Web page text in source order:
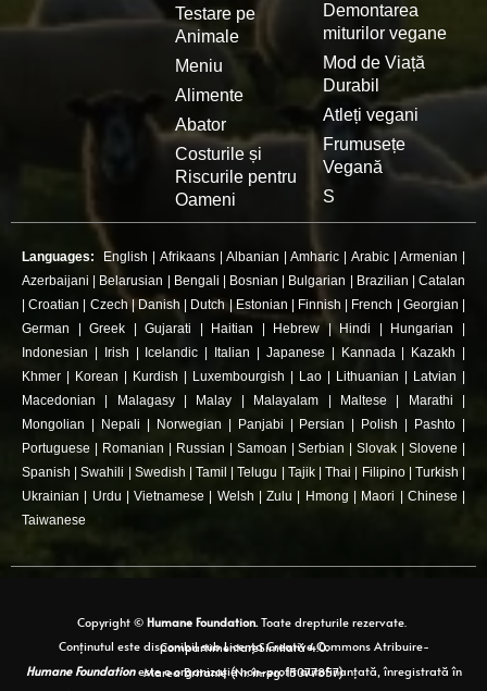
Testare pe
Animale
Meniu
Alimente
Abator
Costurile și
Riscurile pentru
Oameni
Demontarea
miturilor vegane
Mod de Viață
Durabil
Atleți vegani
Frumusețe
Vegană
S
Languages: English Afrikaans| Albanian |Amharic Arabic| Armenian
Azerbaijani
Belarusian Bengali Bosnian Bulgarian Brazilian |Catalan
|Croatian Czech| Danish Dutch |Estonian Finnish French Georgian
German |Greek |Gujarati Haitian Hebrew | Hindi Hungarian
Indonesian
Irish Icelandic Italian Japanese| Kannada| Kazakh
Khmer
Korean Kurdish Luxembourgish Lao Lithuanian Latvian
Macedonian
Malagasy| Malay Malayalam Maltese Marathi
Mongolian
Nepali Norwegian Panjabi Persian Polish Pashto
Portuguese
Romanian Russian Samoan |Serbian |Slovak |Slovene
Spanish |Swahili Swedish |Tamil |Telugu Tajik|Thai Filipino| Turkish
Ukrainian
Urdu |Vietnamese Welsh |Zulu Hmong Maori Chinese|
Taiwanese
Copyright © Humane Foundation.Toate drepturile rezervate.
Conținutul este disponibil sub Licența Creative Commons Atribuire-CompartimentareSimilară 4.0.
Humane Foundation este o organizație non-profit autofinanțată, înregistrată în Marea Britanie (Nr. înreg. 15077857)